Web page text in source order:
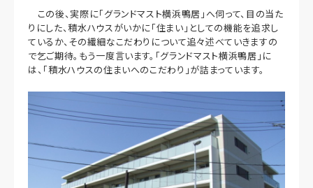
この後、実際に「グランドマスト横浜鴨居」へ伺って、目の当た
りにした、積水ハウスがいかに「住まい」としての機能を追求し
ているか、その繊細なこだわりについて追々述べていきますの
で乞ご期待。もう一度言います。「グランドマスト横浜鴨居」に
は、「積水ハウスの住まいへのこだわり」が詰まっています。